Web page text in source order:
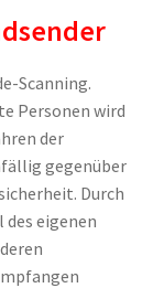
Scanning.
Personen wird
der
gegenüber
Durch
eigenen